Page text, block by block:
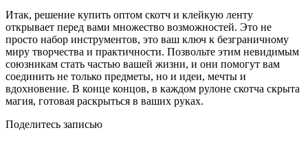
Итак, решение купить оптом скотч и клейкую ленту
открывает перед вами множество возможностей. Это не
просто набор инструментов, это ваш ключ к безграничному
миру творчества и практичности. Позвольте этим невидимым
союзникам стать частью вашей жизни, и они помогут вам
соединить не только предметы, но и идеи, мечты и
вдохновение. В конце концов, в каждом рулоне скотча скрыта
магия, готовая раскрыться в ваших руках.
Поделитесь записью